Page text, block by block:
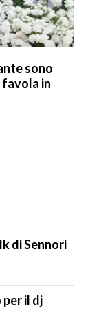
sono
favola in
di Sennori
per il dj